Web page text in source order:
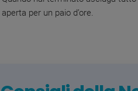
aperta per un paio d’ore.